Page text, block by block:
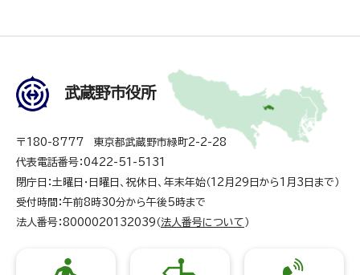
武蔵野市役所
〒180-8777 東京都武蔵野市緑町2-2-28
代表電話番号：0422-51-5131
閉庁日：土曜日・日曜日、祝休日、年末年始（12月29日から1月3日まで）
受付時間：午前8時30分から午後5時まで
法人番号：8000020132039（ 法人番号について ）